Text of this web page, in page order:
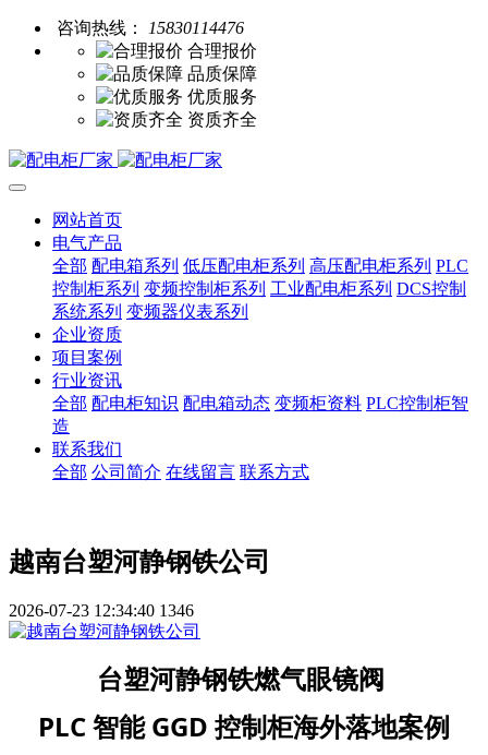
咨询热线：
15830114476
合理报价
品质保障
优质服务
资质齐全
网站首页
电气产品
全部 配电箱系列 低压配电柜系列 高压配电柜系列 PLC
控制柜系列 变频控制柜系列 工业配电柜系列 DCS控制
系统系列 变频器仪表系列
企业资质
项目案例
行业资讯
全部 配电柜知识 配电箱动态 变频柜资料 PLC控制柜智
造
联系我们
全部 公司简介 在线留言 联系方式
越南台塑河静钢铁公司
2026-07-23 12:34:40 1346
台塑河静钢铁燃气眼镜阀
PLC 智能 GGD 控制柜海外落地案例